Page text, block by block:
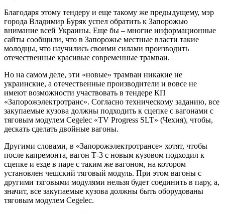
Благодаря этому тендеру и еще такому же предыдущему, мэр
города Владимир Буряк успел обратить к Запорожью
внимание всей Украины. Еще бы – многие информационные
сайты сообщили, что в Запорожье местные власти такие
молодцы, что научились своими силами производить
отечественные красивые современные трамваи.
Но на самом деле, эти «новые» трамваи никакие не
украинские, а отечественные производители и вовсе не
имеют возможности участвовать в тендере КП
«Запорожэлектротранс». Согласно техническому заданию, все
закупаемые кузова должны подходить к сцепке с вагонами с
тяговым модулем Cegelec «TV Progress SLT» (Чехия), чтобы,
дескать сделать двойные вагоны.
Другими словами, в «Запорожэлектротрансе» хотят, чтобы
после капремонта, вагон Т-3 с новым кузовом подходил к
сцепке и езде в паре с таким же вагоном, на котором
установлен чешский тяговый модуль. При этом вагоны с
другими тяговыми модулями нельзя будет соединить в пару, а,
значит, все закупаемые кузова должны быть оборудованы
тяговым модулем Cegelec.